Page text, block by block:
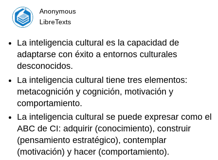
Anonymous
LibreTexts
La inteligencia cultural es la capacidad de
adaptarse con éxito a entornos culturales
desconocidos.
La inteligencia cultural tiene tres elementos:
metacognición y cognición, motivación y
comportamiento.
La inteligencia cultural se puede expresar como el
ABC de CI: adquirir (conocimiento), construir
(pensamiento estratégico), contemplar
(motivación) y hacer (comportamiento).